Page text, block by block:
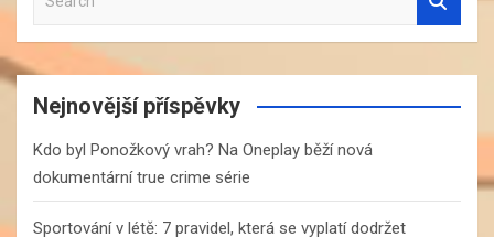
a
r
c
Nejnovější příspěvky
Kdo byl Ponožkový vrah? Na Oneplay běží nová
dokumentární true crime série
Sportování v létě: 7 pravidel, která se vyplatí dodržet